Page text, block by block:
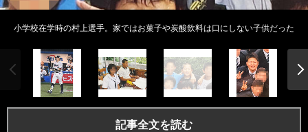
小学校在学時の村上選手。家ではお菓子や炭酸飲料は口にしない子供だった
記事全文を読む